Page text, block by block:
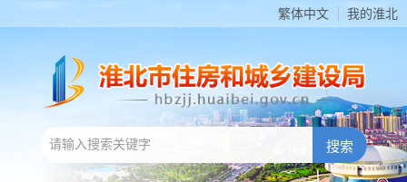
繁体中文 我的淮北